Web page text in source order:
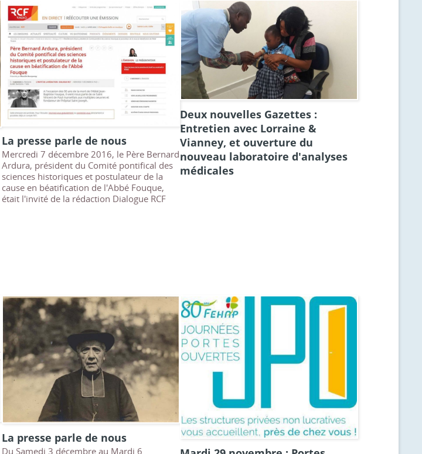
La presse parle de nous
Mercredi 7 décembre 2016, le Père Bernard
Ardura, président du Comité pontifical des
sciences historiques et postulateur de la
cause en béatification de l'Abbé Fouque,
était l'invité de la rédaction Dialogue RCF
Deux nouvelles Gazettes :
Entretien avec Lorraine &
Vianney, et ouverture du
nouveau laboratoire d'analyses
médicales
La presse parle de nous
Du Samedi 3 décembre au Mardi 6